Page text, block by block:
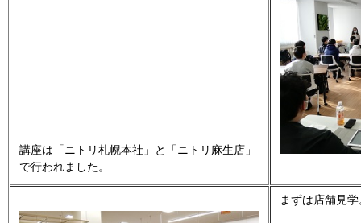
講座は「ニトリ札幌本社」と「ニトリ麻生店」
で行われました。
まずは店舗見学